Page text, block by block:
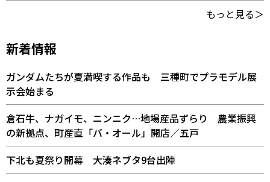
もっと見る＞
新着情報
ガンダムたちが夏満喫する作品も 三種町でプラモデル展
示会始まる
倉石牛、ナガイモ、ニンニク…地場産品ずらり 農業振興
の新拠点、町産直「バ・オール」開店／五戸
下北も夏祭り開幕 大湊ネブタ9台出陣